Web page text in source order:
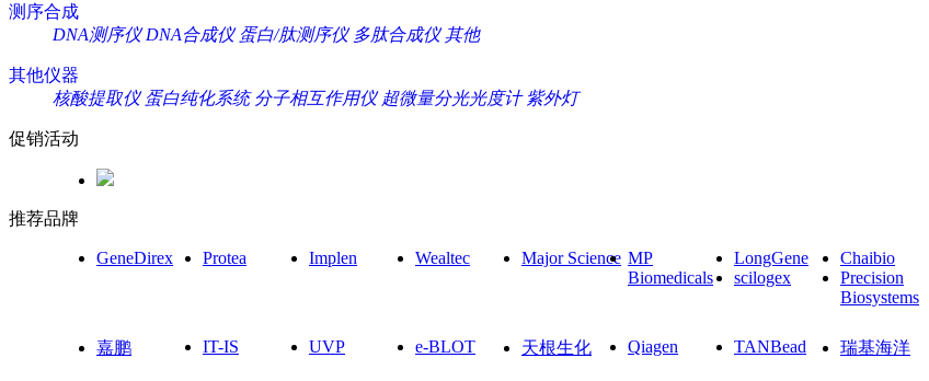
测序合成
DNA测序仪 DNA合成仪 蛋白/肽测序仪 多肽合成仪 其他
其他仪器
核酸提取仪 蛋白纯化系统 分子相互作用仪 超微量分光光度计 紫外灯
促销活动
推荐品牌
GeneDirex Protea Implen Wealtec Major Science MP
Biomedicals
LongGene Chaibio
scilogex
Precision
Biosystems
嘉鹏
IT-IS UVP e-BLOT 天根生化 Qiagen TANBead 瑞基海洋